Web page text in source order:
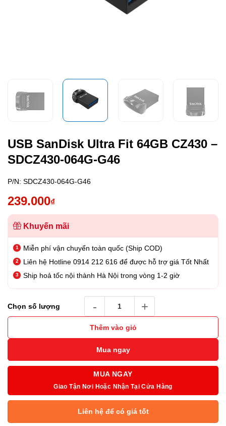
USB SanDisk Ultra Fit 64GB CZ430 –
SDCZ430-064G-G46
P/N: SDCZ430-064G-G46
239.000₫
Khuyến mãi
Miễn phí vận chuyển toàn quốc (Ship COD)
Liên hệ Hotline 0914 212 616 để được hỗ trợ giá Tốt Nhất
Ship hoả tốc nội thành Hà Nội trong vòng 1-2 giờ
Chọn số lượng
Thêm vào giỏ
Mua ngay
MUA NGAY
Giao Tận Nơi Hoặc Nhận Tại Cửa Hàng
Liên hệ để có giá tốt